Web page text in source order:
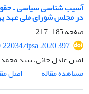
آسیب شناسی سیاسی –
در مجلس شورای ملی عهد
صفحه185-217
ipsa.2020.397
امین عادل خانی، سید
مشاهده مقاله
اصل